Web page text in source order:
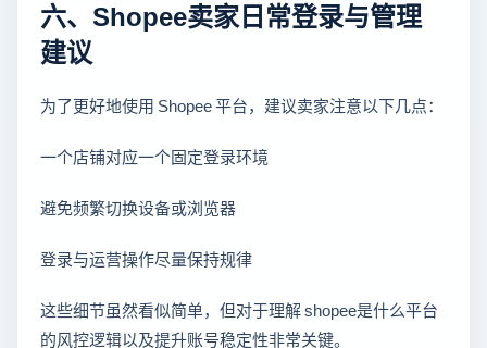
六、Shopee卖家日常登录与管理
建议
为了更好地使用 Shopee 平台，建议卖家注意以下几点：
一个店铺对应一个固定登录环境
避免频繁切换设备或浏览器
登录与运营操作尽量保持规律
这些细节虽然看似简单，但对于理解 shopee是什么平台
的风控逻辑以及提升账号稳定性非常关键。